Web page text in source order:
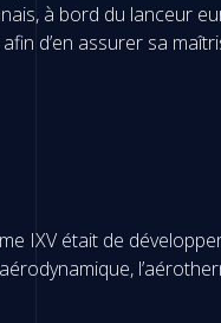
à bord du lanceur
d’en assurer sa
IXV était de